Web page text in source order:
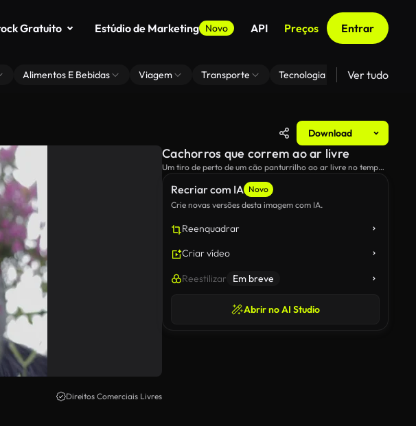
Gratuito Estúdio de Marketing Novo API Preços Entrar
Alimentos E Bebidas Viagem Transporte Tecnologia Zoom De
Ver tudo
Download
Direitos Comerciais Livres
Recriar com IA Novo
Crie novas versões desta imagem com IA.
Reenquadrar
Criar vídeo
Reestilizar Em breve
Abrir no AI Studio
Cachorros que correm ao ar livre
Um tiro de perto de um cão panturrilho ao ar livre no tempo